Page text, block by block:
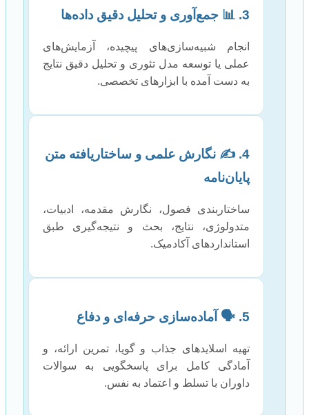
3. 📊 جمع‌آوری و تحلیل دقیق داده‌ها
انجام شبیه‌سازی‌های پیچیده، آزمایش‌های
عملی یا توسعه مدل تئوری و تحلیل دقیق نتایج
به دست آمده با ابزارهای تخصصی.
4. ✍️ نگارش علمی و ساختاریافته متن
پایان‌نامه
ساختاربندی فصول، نگارش مقدمه، ادبیات،
متدولوژی، نتایج، بحث و نتیجه‌گیری طبق
استانداردهای آکادمیک.
5. 🗣️ آماده‌سازی حرفه‌ای و دفاع
تهیه اسلاید‌های جذاب و گویا، تمرین ارائه، و
آمادگی کامل برای پاسخگویی به سوالات
داوران با تسلط و اعتماد به نفس.